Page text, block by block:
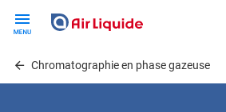
contentChromatographie en phase gazeuse